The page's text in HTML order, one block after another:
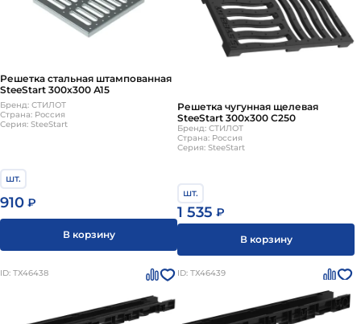
Решетка стальная штампованная
SteeStart 300х300 А15
Бренд: СТИЛОТ
Страна: Россия
Серия: SteeStart
шт.
910 ₽
В корзину
Решетка чугунная щелевая
SteeStart 300х300 С250
Бренд: СТИЛОТ
Страна: Россия
Серия: SteeStart
шт.
1 535 ₽
В корзину
ID: ТХ46438 ID: ТХ46439